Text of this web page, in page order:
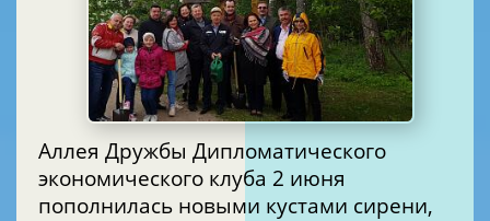
Аллея Дружбы Дипломатического
экономического клуба 2 июня
пополнилась новыми кустами сирени,